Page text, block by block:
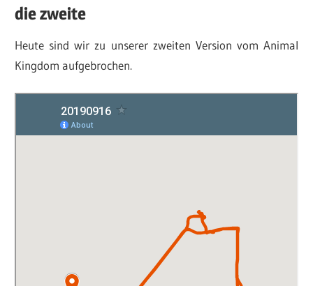
die zweite
Heute sind wir zu unserer zweiten Version vom Animal
Kingdom aufgebrochen.